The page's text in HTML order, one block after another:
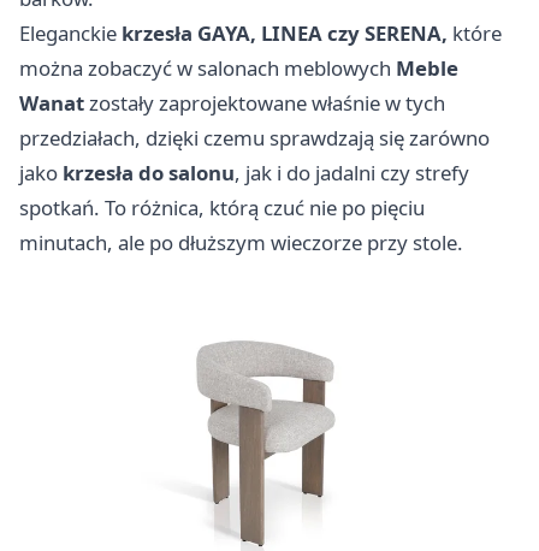
Eleganckie krzesła GAYA, LINEA czy SERENA, które
można zobaczyć w salonach meblowych Meble
Wanatzostały zaprojektowane właśnie w tych
przedziałach, dzięki czemu sprawdzają się zarówno
jako krzesła do salonu, jak i do jadalni czy strefy
spotkań. To różnica, którą czuć nie po pięciu
minutach, ale po dłuższym wieczorze przy stole.